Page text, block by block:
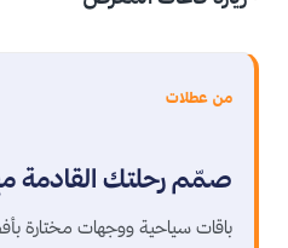
من عطلات
صمّم رحلتك القادمة
باقات سياحية ووجهات مختارة